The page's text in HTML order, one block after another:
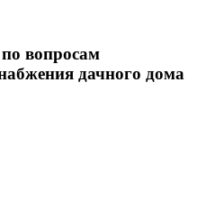
вопросам
дачного дома